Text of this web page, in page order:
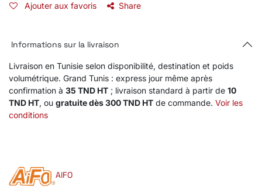
Ajouter aux favoris Share
Informations sur la livraison
Livraison en Tunisie selon disponibilité, destination et poids
volumétrique. Grand Tunis : express jour même après
confirmation à 35 TND HT ; livraison standard à partir de 10
TND HT, ou gratuite dès 300 TND HT de commande. Voir les
conditions
AIFO